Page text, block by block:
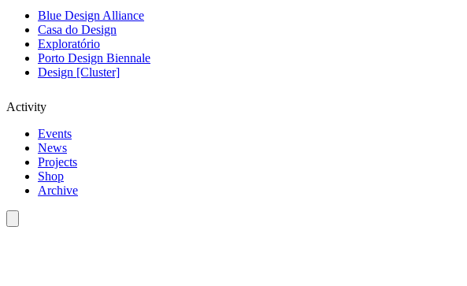
Blue Design Alliance
Casa do Design
Exploratório
Porto Design Biennale
Design [Cluster]
Activity
Events
News
Projects
Shop
Archive